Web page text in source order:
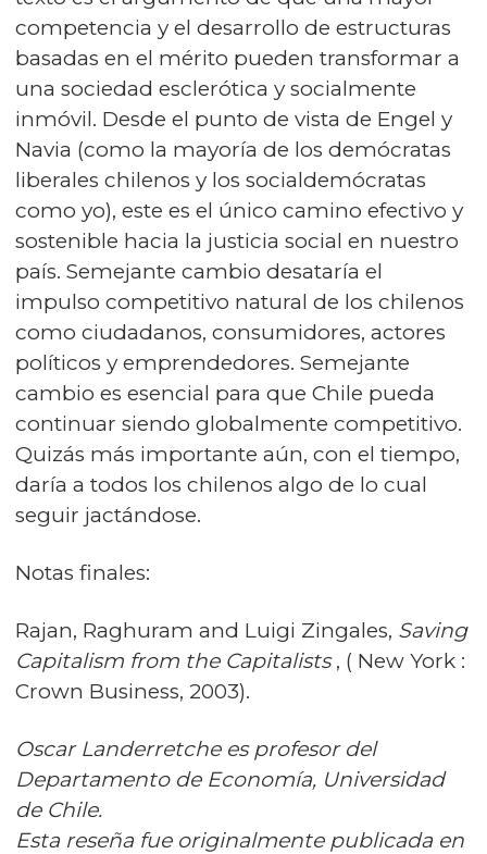
competencia y el desarrollo de estructuras
basadas en el mérito pueden transformar a
una sociedad esclerótica y socialmente
inmóvil. Desde el punto de vista de Engel y
Navia (como la mayoría de los demócratas
liberales chilenos y los socialdemócratas
como yo), este es el único camino efectivo y
sostenible hacia la justicia social en nuestro
país. Semejante cambio desataría el
impulso competitivo natural de los chilenos
como ciudadanos, consumidores, actores
políticos y emprendedores. Semejante
cambio es esencial para que Chile pueda
continuar siendo globalmente competitivo.
Quizás más importante aún, con el tiempo,
daría a todos los chilenos algo de lo cual
seguir jactándose.
Notas finales:
Rajan, Raghuram and Luigi Zingales, Saving
Capitalism from the Capitalists, ( New York :
Crown Business, 2003).
Oscar Landerretche es profesor del
Departamento de Economía, Universidad
de Chile.
Esta reseña fue originalmente publicada en